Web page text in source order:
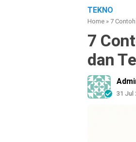
TEKNO
Home »7
7
dan
31 Jul